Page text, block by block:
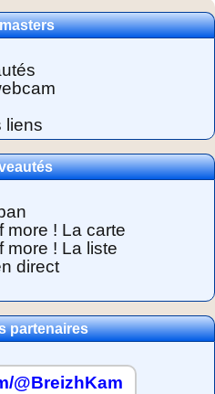
liens
more ! La carte
more ! La liste
direct
partenaires
@BreizhKam